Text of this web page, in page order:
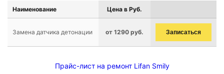
Наименование Цена в Руб.
Замена датчика детонации от 1290 руб. Записаться
Прайс-лист на ремонт Lifan Smily